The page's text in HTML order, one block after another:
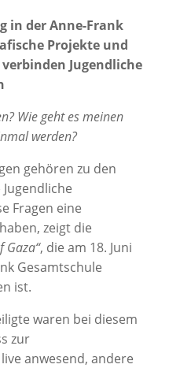
in der Anne-Frank
Projekte und
Jugendliche
Wie geht es meinen
werden?
gehören zu den
Fragen eine
zeigt die
Gaza“, die am 18. Juni
Gesamtschule
ist.
waren bei diesem
zur
anwesend, andere